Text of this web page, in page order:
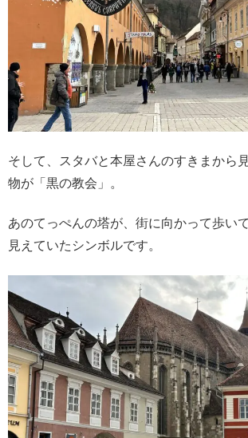
そして、スタバと本屋さんのすきまから
物が「黒の教会」。
あのてっぺんの塔が、街に向かって歩い
見えていたシンボルです。